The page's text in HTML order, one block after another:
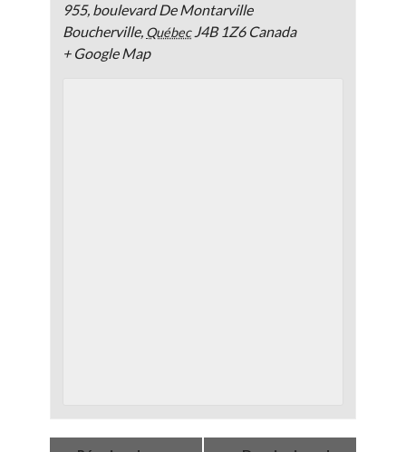
955, boulevard De Montarville
Boucherville, Québec J4B 1Z6 Canada
+ Google Map